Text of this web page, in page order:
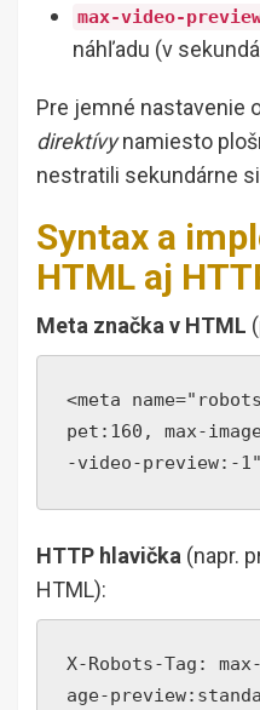
max-video-
náhľadu (v
Pre jemné nastavenie
direktívynamiesto
nestratili sekundárne
Syntax a
HTML aj
Meta značka v HTML
<meta
pet:160, max-
-video-preview:-
HTTP hlavička (napr.
HTML):
X-Robots-Tag:
age-